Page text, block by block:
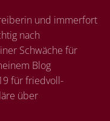
und immerfort
nach
Schwäche für
Blog
für friedvoll-
über